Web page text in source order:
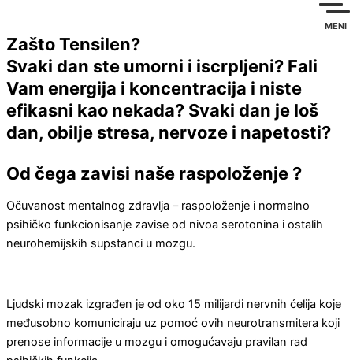
MENI
Zašto Tensilen?
Svaki dan ste umorni i iscrpljeni? Fali
Vam energija i koncentracija i niste
efikasni kao nekada? Svaki dan je loš
dan, obilje stresa, nervoze i napetosti?
Od čega zavisi naše raspoloženje ?
Očuvanost mentalnog zdravlja – raspoloženje i normalno
psihičko funkcionisanje zavise od nivoa serotonina i ostalih
neurohemijskih supstanci u mozgu.
Ljudski mozak izgrađen je od oko 15 milijardi nervnih ćelija koje
međusobno komuniciraju uz pomoć ovih neurotransmitera koji
prenose informacije u mozgu i omogućavaju pravilan rad